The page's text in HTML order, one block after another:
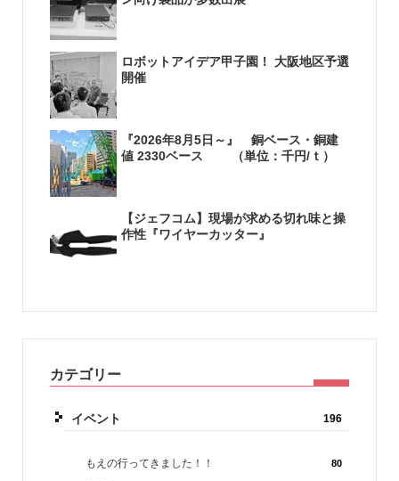
ロボットアイデア甲子園！ 大阪地区予選
開催
『2026年8月5日～』 銅ベース・銅建
値 2330ベース （単位：千円/ｔ）
【ジェフコム】現場が求める切れ味と操
作性『ワイヤーカッター』
カテゴリー
イベント 196
もえの行ってきました！！ 80